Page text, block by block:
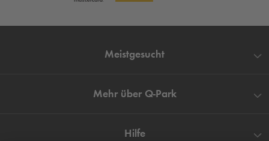
Meistgesucht
Mehr über Q-Park
Hilfe